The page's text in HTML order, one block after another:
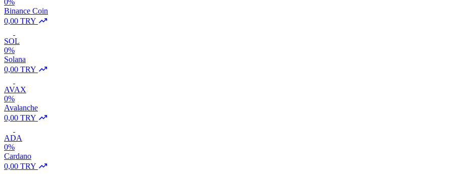
0%
Binance Coin
0,00 TRY
SOL
0%
Solana
0,00 TRY
AVAX
0%
Avalanche
0,00 TRY
ADA
0%
Cardano
0,00 TRY